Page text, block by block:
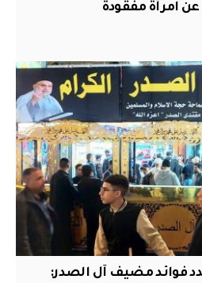
عن امرأة مفقودة
فوائد مضيف آل الصدر: